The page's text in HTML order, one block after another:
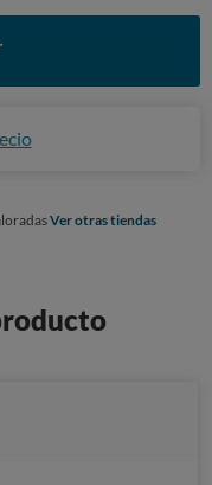
Ver otras tiendas